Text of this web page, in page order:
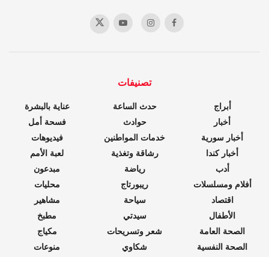
تصنيفات
أبراج
أخبار
أخبار سورية
أخبار كندا
أدب
أفلام ومسلسلات
اقتصاد
الأطفال
الصحة العامة
الصحة النفسية
حدث الساعة
حوادث
خدمات المواطنين
رشاقة وتغذية
رياضة
ريبورتاج
سياحة
سيدتي
شعر وتسريحات
شكاوي
عناية بالبشرة
فسحة أمل
فيديوهات
لعبة الأمم
مبدعون
محليات
مشاهير
مطبخ
مكياج
منوعات